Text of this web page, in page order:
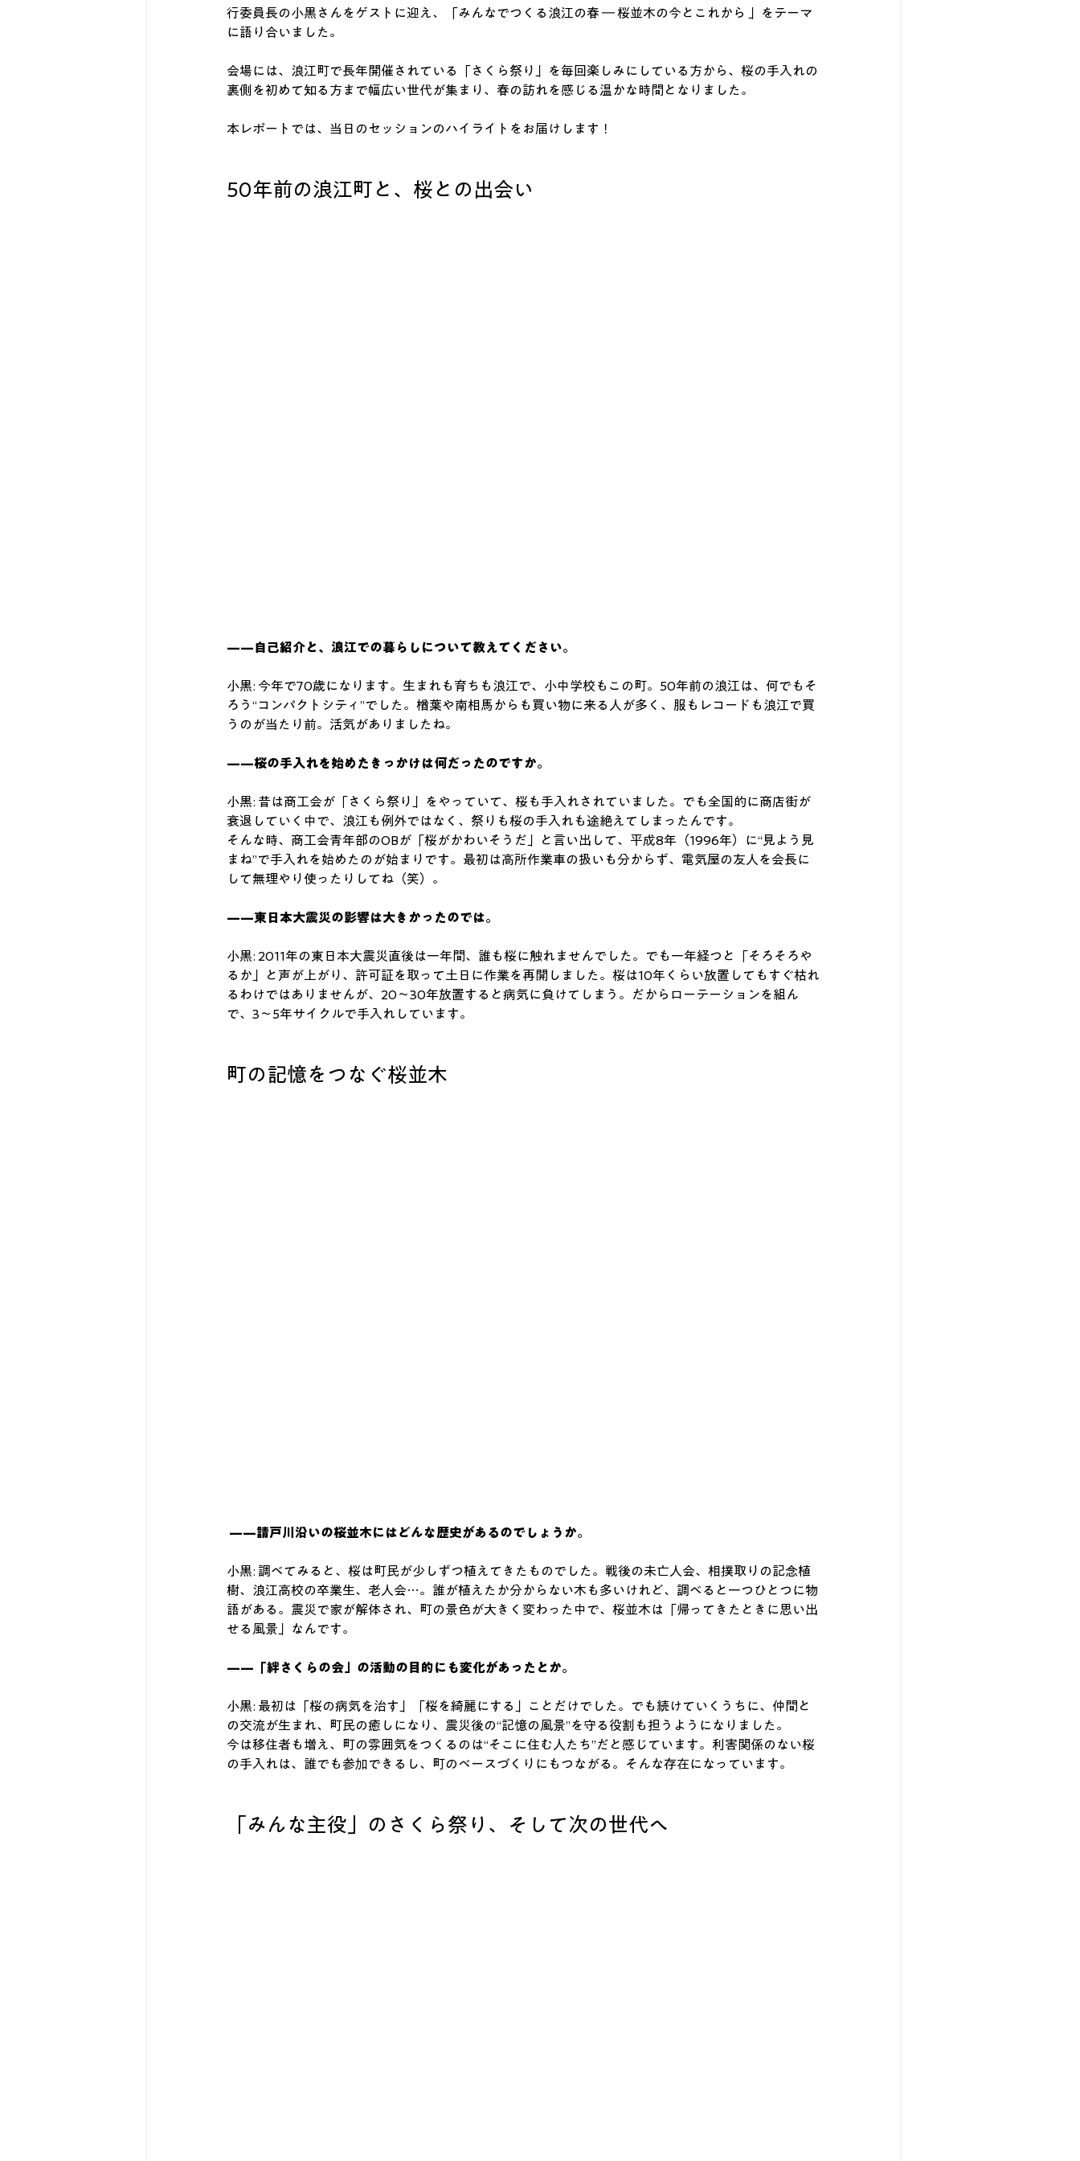
行委員長の小黒さんをゲストに迎え、「みんなでつくる浪江の春 ― 桜並木の今とこれから 」をテーマ
に語り合いました。
会場には、浪江町で長年開催されている「さくら祭り」を毎回楽しみにしている方から、桜の手入れの
裏側を初めて知る方まで幅広い世代が集まり、春の訪れを感じる温かな時間となりました。
本レポートでは、当日のセッションのハイライトをお届けします！
50年前の浪江町と、桜との出会い
——自己紹介と、浪江での暮らしについて教えてください。
小黒: 今年で70歳になります。生まれも育ちも浪江で、小中学校もこの町。50年前の浪江は、何でもそ
ろう“コンパクトシティ”でした。楢葉や南相馬からも買い物に来る人が多く、服もレコードも浪江で買
うのが当たり前。活気がありましたね。
——桜の手入れを始めたきっかけは何だったのですか。
小黒: 昔は商工会が「さくら祭り」をやっていて、桜も手入れされていました。でも全国的に商店街が
衰退していく中で、浪江も例外ではなく、祭りも桜の手入れも途絶えてしまったんです。
そんな時、商工会青年部のOBが「桜がかわいそうだ」と言い出して、平成8年（1996年）に“見よう見
まね”で手入れを始めたのが始まりです。最初は高所作業車の扱いも分からず、電気屋の友人を会長に
して無理やり使ったりしてね（笑）。
——東日本大震災の影響は大きかったのでは。
小黒: 2011年の東日本大震災直後は一年間、誰も桜に触れませんでした。でも一年経つと「そろそろや
るか」と声が上がり、許可証を取って土日に作業を再開しました。桜は10年くらい放置してもすぐ枯れ
るわけではありませんが、20〜30年放置すると病気に負けてしまう。だからローテーションを組ん
で、3〜5年サイクルで手入れしています。
町の記憶をつなぐ桜並木
——請戸川沿いの桜並木にはどんな歴史があるのでしょうか。
小黒: 調べてみると、桜は町民が少しずつ植えてきたものでした。戦後の未亡人会、相撲取りの記念植
樹、浪江高校の卒業生、老人会…。誰が植えたか分からない木も多いけれど、調べると一つひとつに物
語がある。震災で家が解体され、町の景色が大きく変わった中で、桜並木は「帰ってきたときに思い出
せる風景」なんです。
——「絆さくらの会」の活動の目的にも変化があったとか。
小黒: 最初は「桜の病気を治す」「桜を綺麗にする」ことだけでした。でも続けていくうちに、仲間と
の交流が生まれ、町民の癒しになり、震災後の“記憶の風景”を守る役割も担うようになりました。
今は移住者も増え、町の雰囲気をつくるのは“そこに住む人たち”だと感じています。利害関係のない桜
の手入れは、誰でも参加できるし、町のベースづくりにもつながる。そんな存在になっています。
「みんな主役」のさくら祭り、そして次の世代へ